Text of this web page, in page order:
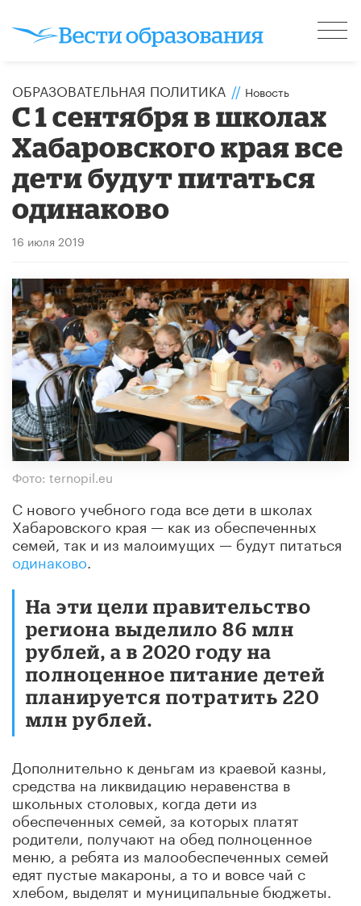
ОБРАЗОВАТЕЛЬНАЯ ПОЛИТИКА // Новость
С 1 сентября в школах
Хабаровского края все
дети будут питаться
одинаково
16 июля 2019
Фото: ternopil.eu
С нового учебного года все дети в школах
Хабаровского края — как из обеспеченных
семей, так и из малоимущих — будут питаться
одинаково
На эти цели правительство
региона выделило 86 млн
рублей, а в 2020 году на
полноценное питание детей
планируется потратить 220
млн рублей.
Дополнительно к деньгам из краевой казны,
средства на ликвидацию неравенства в
школьных столовых, когда дети из
обеспеченных семей, за которых платят
родители, получают на обед полноценное
меню, а ребята из малообеспеченных семей
едят пустые макароны, а то и вовсе чай с
хлебом, выделят и муниципальные бюджеты.